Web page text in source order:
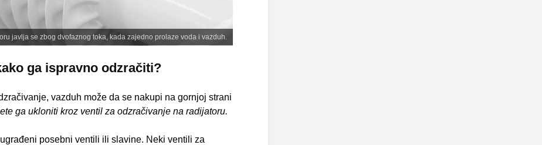
javlja se zbog dvofaznog toka, kada zajedno prolaze voda i vazduh.
ga ispravno odzračiti?
vazduh može da se nakupi na gornjoj strani
ga ukloniti kroz ventil za odzračivanje na radijatoru.
posebni ventili ili slavine. Neki ventili za